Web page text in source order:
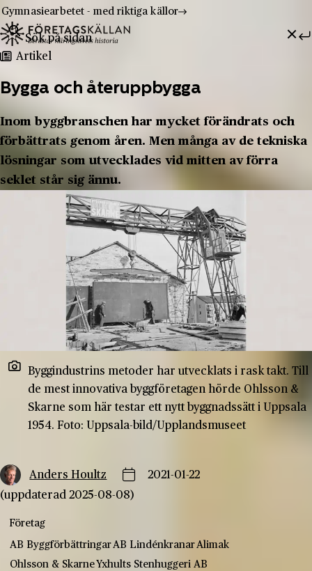
Hoppa till innehåll
Till innehåll
Gymnasiearbetet - med riktiga källor
Sök efter:
Artikel
Bygga och återuppbygga
Inom byggbranschen har mycket förändrats och
förbättrats genom åren. Men många av de tekniska
lösningar som utvecklades vid mitten av förra
seklet står sig ännu.
Byggindustrins metoder har utvecklats i rask takt. Till
de mest innovativa byggföretagen hörde Ohlsson &
Skarne som här testar ett nytt byggnadssätt i Uppsala
1954. Foto: Uppsala-bild/Upplandsmuseet
Anders Houltz
2021-01-22
(uppdaterad 2025-08-08)
Företag
AB ByggförbättringarAB LindénkranarAlimak
Ohlsson & Skarne Yxhults Stenhuggeri AB